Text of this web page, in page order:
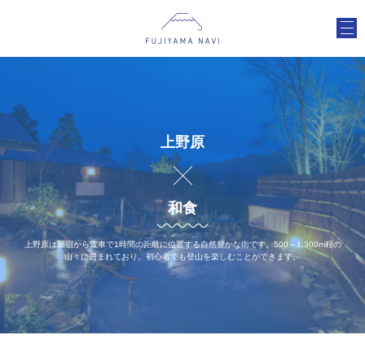
上野原
和食
上野原は新宿から電車で1時間の距離に位置する自然豊かな街です。500～1,300m程の
山々に囲まれており、初心者でも登山を楽しむことができます。